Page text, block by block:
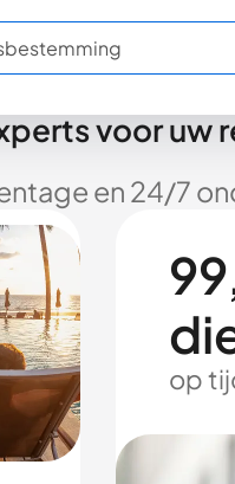
voor uw
en 24/7
op